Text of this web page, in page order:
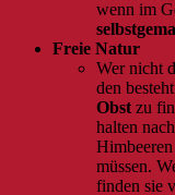
wenn im
Freie Natur
Wer nicht
den
Obst zu
halten
müssen.
finden sie